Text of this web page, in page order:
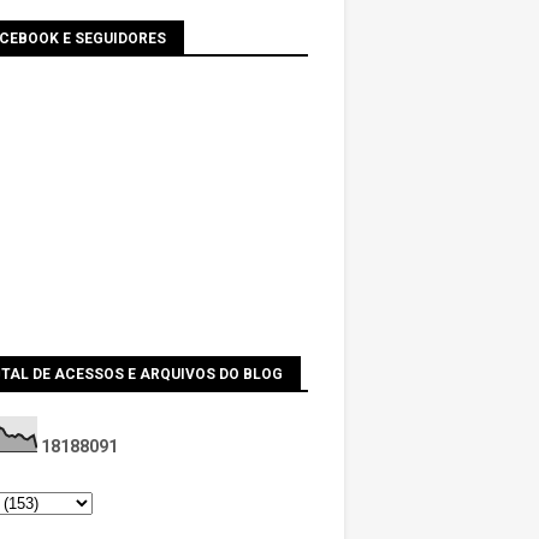
E SEGUIDORES
DE ACESSOS E ARQUIVOS DO BLOG
1 81 88091